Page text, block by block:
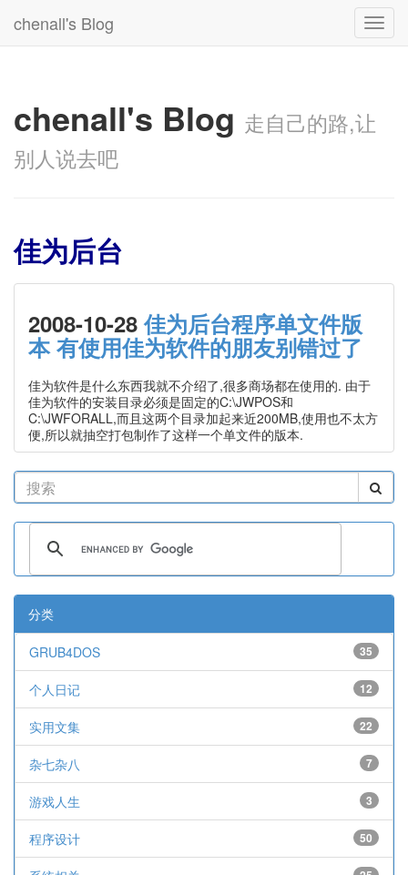
chenall's Blog
chenall's Blog 走自己的路,让
别人说去吧
佳为后台
2008-10-28 佳为后台程序单文件版
本 有使用佳为软件的朋友别错过了
佳为软件是什么东西我就不介绍了,很多商场都在使用的. 由于
佳为软件的安装目录必须是固定的C:\JWPOS和
C:\JWFORALL,而且这两个目录加起来近200MB,使用也不太方
便,所以就抽空打包制作了这样一个单文件的版本.
分类
35
GRUB4DOS
12
个人日记
22
实用文集
7
杂七杂八
3
游戏人生
50
程序设计